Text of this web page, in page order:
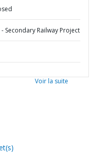
Secondary Railway Project
Voir la suite